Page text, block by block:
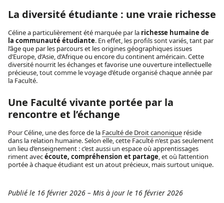
La diversité étudiante : une vraie richesse
Céline a particulièrement été marquée par la richesse humaine de
la communauté étudiante. En effet, les profils sont variés, tant par
l’âge que par les parcours et les origines géographiques issues
d’Europe, d’Asie, d’Afrique ou encore du continent américain. Cette
diversité nourrit les échanges et favorise une ouverture intellectuelle
précieuse, tout comme le voyage d’étude organisé chaque année par
la Faculté.
Une Faculté vivante portée par la
rencontre et l’échange
Pour Céline, une des force de la Faculté de Droit canonique réside
dans la relation humaine. Selon elle, cette Faculté n’est pas seulement
un lieu d’enseignement : c’est aussi un espace où apprentissages
riment avecécoute, compréhension et partage, et où l’attention
portée à chaque étudiant est un atout précieux, mais surtout unique.
Publié le 16 février 2026 – Mis à jour le 16 février 2026